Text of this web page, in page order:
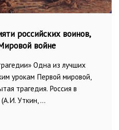
российских воинов,
войне
Одна из лучших
урокам Первой мировой,
трагедия. Россия в
Уткин, …